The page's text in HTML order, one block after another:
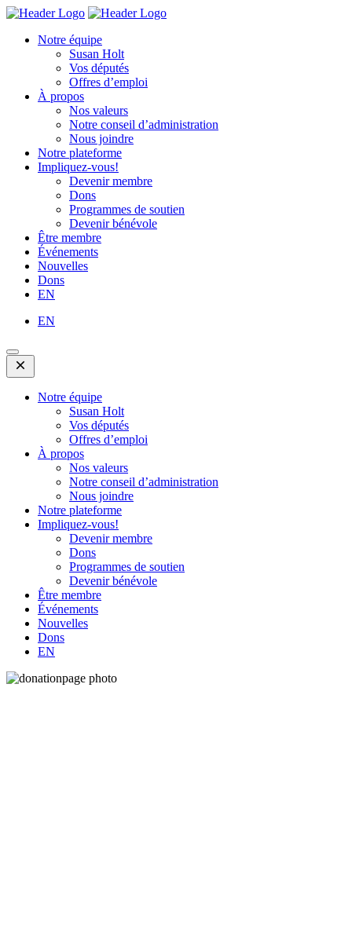
Skip
content
Homepage
Homepage
Notre équipe
Susan Holt
Vos députés
Offres d’emploi
À propos
Nos valeurs
Notre conseil d’administration
Nous joindre
Notre plateforme
Impliquez-vous!
Devenir membre
Dons
Programmes de soutien
Devenir bénévole
Être membre
Événements
Nouvelles
Dons
EN
EN
Open
Mobile
Menu
Notre équipe
Susan Holt
Vos députés
Offres d’emploi
À propos
Nos valeurs
Notre conseil d’administration
Nous joindre
Notre plateforme
Impliquez-vous!
Devenir membre
Dons
Programmes de soutien
Devenir bénévole
Être membre
Événements
Nouvelles
Dons
EN